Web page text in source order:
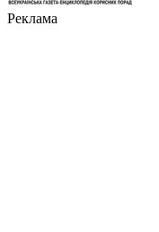
Реклама